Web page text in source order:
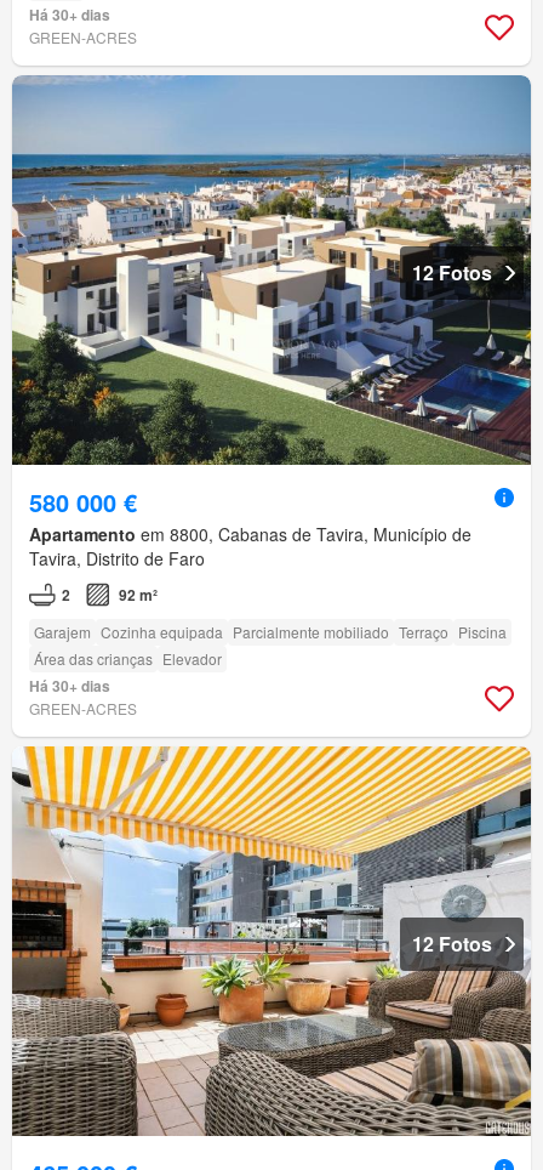
Há 30+ dias
GREEN-ACRES
12 Fotos
580 000 €
Apartamento em 8800, Cabanas de Tavira, Município de
Tavira, Distrito de Faro
2 92 m²
Garajem Cozinha equipada Parcialmente mobiliado Terraço Piscina
Área das crianças Elevador
Há 30+ dias
GREEN-ACRES
12 Fotos